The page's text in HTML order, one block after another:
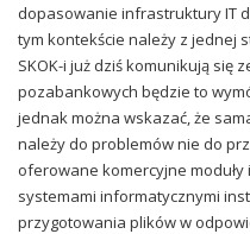
dopasowanie infrastruktury IT
tym kontekście należy z jednej
SKOK-i już dziś komunikują się
pozabankowych będzie to
jednak można wskazać, że
należy do problemów nie do
oferowane komercyjne moduły
systemami informatycznymi
przygotowania plików w